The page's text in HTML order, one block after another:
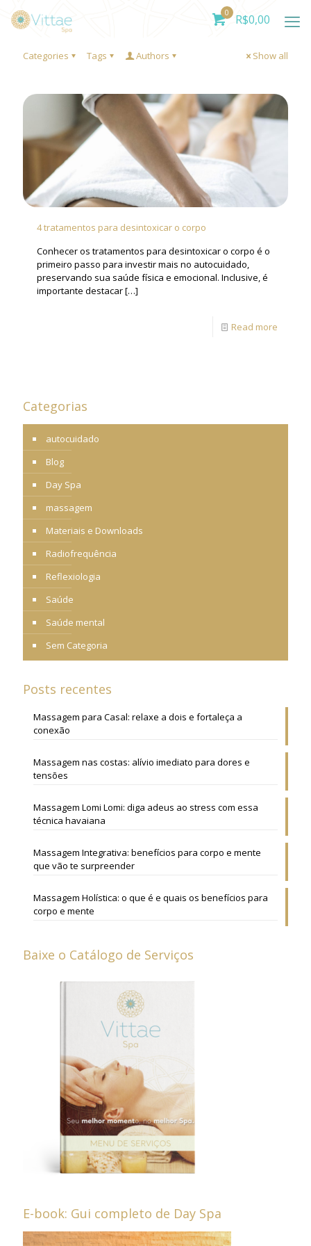
0 R$0,00
Categories Tags Authors Show all
4 tratamentos para desintoxicar o corpo
Conhecer os tratamentos para desintoxicar o corpo é o
primeiro passo para investir mais no autocuidado,
preservando sua saúde física e emocional. Inclusive, é
importante destacar[…]
Read more
Categorias
autocuidado
Blog
Day Spa
massagem
Materiais e Downloads
Radiofrequência
Reflexiologia
Saúde
Saúde mental
Sem Categoria
Posts recentes
Massagem para Casal: relaxe a dois e fortaleça a
conexão
Massagem nas costas: alívio imediato para dores e
tensões
Massagem Lomi Lomi: diga adeus ao stress com essa
técnica havaiana
Massagem Integrativa: benefícios para corpo e mente
que vão te surpreender
Massagem Holística: o que é e quais os benefícios para
corpo e mente
Baixe o Catálogo de Serviços
E-book: Gui completo de Day Spa